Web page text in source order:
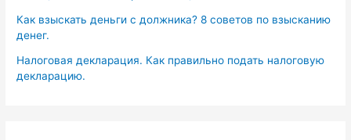
Как взыскать деньги с должника? 8 советов по взысканию
денег.
Налоговая декларация. Как правильно подать налоговую
декларацию.